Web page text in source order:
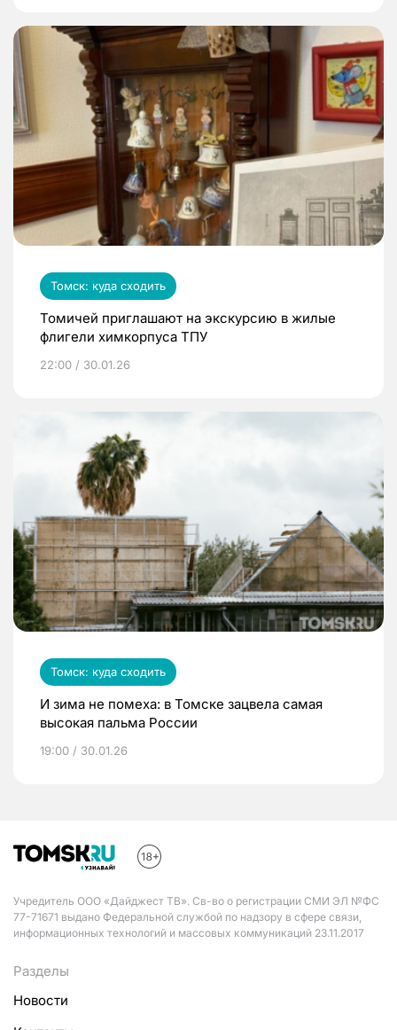
Томск: куда сходить
Томичей приглашают на экскурсию в жилые
флигели химкорпуса ТПУ
22:00 / 30.01.26
Томск: куда сходить
И зима не помеха: в Томске зацвела самая
высокая пальма России
19:00 / 30.01.26
Учредитель ООО «Дайджест ТВ». Св-во о регистрации СМИ ЭЛ №ФС
77-71671 выдано Федеральной службой по надзору в сфере связи,
информационных технологий и массовых коммуникаций 23.11.2017
Разделы
Новости